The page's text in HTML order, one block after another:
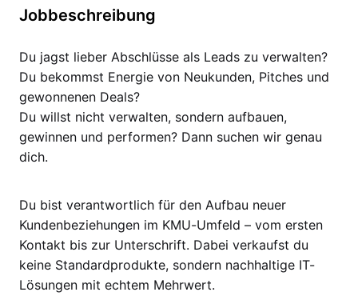
Jobbeschreibung
Du jagst lieber Abschlüsse als Leads zu verwalten?
Du bekommst Energie von Neukunden, Pitches und
gewonnenen Deals?
Du willst nicht verwalten, sondern aufbauen,
gewinnen und performen? Dann suchen wir genau
dich.
Du bist verantwortlich für den Aufbau neuer
Kundenbeziehungen im KMU-Umfeld – vom ersten
Kontakt bis zur Unterschrift. Dabei verkaufst du
keine Standardprodukte, sondern nachhaltige IT-
Lösungen mit echtem Mehrwert.